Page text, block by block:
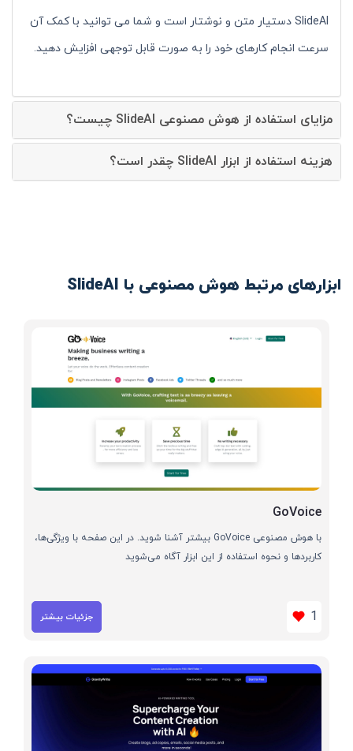
SlideAI دستیار متن و نوشتار است و شما می توانید با کمک آن
سرعت انجام کارهای خود را به صورت قابل توجهی افزایش دهید.
مزایای استفاده از هوش مصنوعی SlideAI چیست؟
هزینه استفاده از ابزار SlideAI چقدر است؟
ابزارهای مرتبط هوش مصنوعی با SlideAI
GoVoice
با هوش مصنوعی GoVoice بیشتر آشنا شوید. در این صفحه با ویژگی‌ها،
کاربردها و نحوه استفاده از این ابزار آگاه می‌شوید
1 جزئیات بیشتر